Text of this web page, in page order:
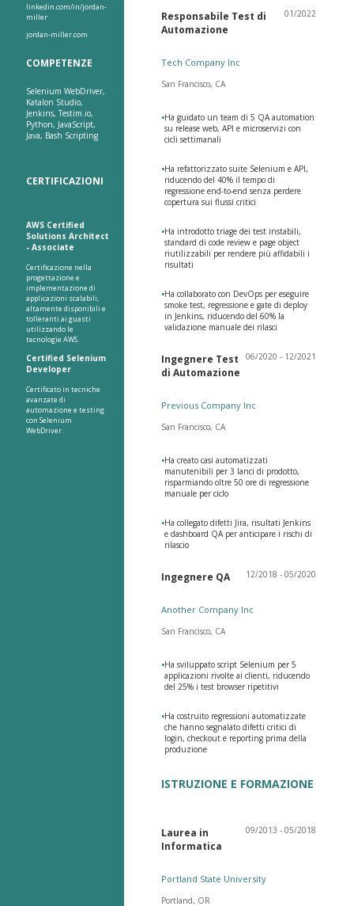
linkedin.com/in/jordan-
miller
jordan-miller.com
COMPETENZE
Selenium WebDriver,
Katalon Studio,
Jenkins, Testim.io,
Python, JavaScript,
Java, Bash Scripting
CERTIFICAZIONI
AWS Certified
Solutions Architect
- Associate
Certificazione nella
progettazione e
implementazione di
applicazioni scalabili,
altamente disponibili e
tolleranti ai guasti
utilizzando le
tecnologie AWS.
Certified Selenium
Developer
Certificato in tecniche
avanzate di
automazione e testing
con Selenium
WebDriver.
Responsabile Test di
Automazione
01/2022
Tech Company Inc
San Francisco, CA
•Ha guidato un team di 5 QA automation
su release web, API e microservizi con
cicli settimanali
•Ha refattorizzato suite Selenium e API,
riducendo del 40% il tempo di
regressione end-to-end senza perdere
copertura sui flussi critici
•Ha introdotto triage dei test instabili,
standard di code review e page object
riutilizzabili per rendere più affidabili i
risultati
•Ha collaborato con DevOps per eseguire
smoke test, regressione e gate di deploy
in Jenkins, riducendo del 60% la
validazione manuale dei rilasci
Ingegnere Test
di Automazione
06/2020 - 12/2021
Previous Company Inc
San Francisco, CA
•Ha creato casi automatizzati
manutenibili per 3 lanci di prodotto,
risparmiando oltre 50 ore di regressione
manuale per ciclo
•Ha collegato difetti Jira, risultati Jenkins
e dashboard QA per anticipare i rischi di
rilascio
Ingegnere QA 12/2018 - 05/2020
Another Company Inc
San Francisco, CA
•Ha sviluppato script Selenium per 5
applicazioni rivolte ai clienti, riducendo
del 25% i test browser ripetitivi
•Ha costruito regressioni automatizzate
che hanno segnalato difetti critici di
login, checkout e reporting prima della
produzione
ISTRUZIONE E FORMAZIONE
Laurea in
Informatica
09/2013 - 05/2018
Portland State University
Portland, OR